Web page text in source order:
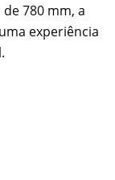
780 mm, a
experiência